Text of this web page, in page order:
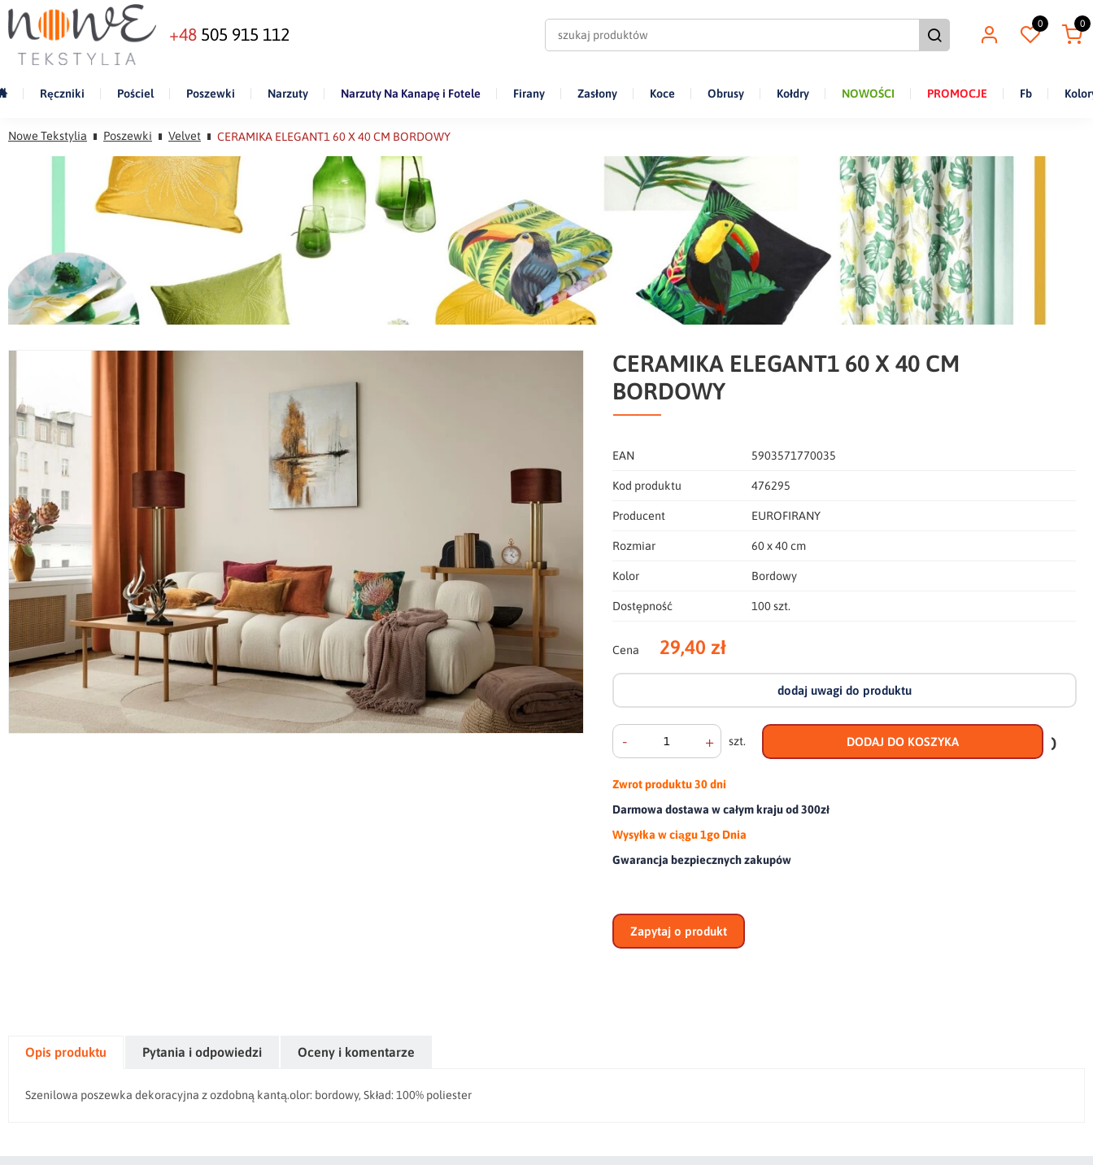
+48 505 915 112
0 0
Ręczniki Pościel Poszewki Narzuty Narzuty Na Kanapę i Fotele Firany Zasłony Koce Obrusy Kołdry NOWOŚCI PROMOCJE Fb
Nowe Tekstylia Poszewki Velvet CERAMIKA ELEGANT1 60 X 40 CM BORDOWY
CERAMIKA ELEGANT1 60 X 40 CM
BORDOWY
EAN 5903571770035
Kod produktu 476295
Producent EUROFIRANY
Rozmiar 60 x 40 cm
Kolor Bordowy
Dostępność 100 szt.
Cena 29,40 zł
dodaj uwagi do produktu
- + szt. DODAJ DO KOSZYKA
dodaj
do
Zwrot produktu30 dni
Darmowa dostawa w całym kraju od 300zł
Wysyłka w ciągu 1go Dnia
Gwarancja bezpiecznych zakupów
Zapytaj o produkt
Opis produktu Pytania i odpowiedzi Oceny i komentarze
Szenilowa poszewka dekoracyjna z ozdobną kantą.olor: bordowy, Skład: 100% poliester